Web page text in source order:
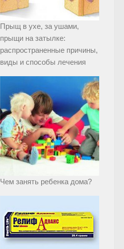
Прыщ в ухе, за ушами,
прыщи на затылке:
распространенные причины,
виды и способы лечения
Чем занять ребенка дома?